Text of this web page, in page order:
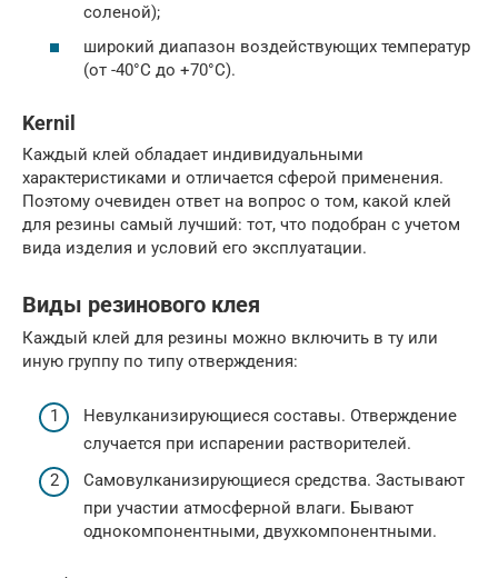
соленой);
широкий диапазон воздействующих температур
(от -40°C до +70°C).
Kernil
Каждый клей обладает индивидуальными
характеристиками и отличается сферой применения.
Поэтому очевиден ответ на вопрос о том, какой клей
для резины самый лучший: тот, что подобран с учетом
вида изделия и условий его эксплуатации.
Виды резинового клея
Каждый клей для резины можно включить в ту или
иную группу по типу отверждения:
Невулканизирующиеся составы. Отверждение
случается при испарении растворителей.
Самовулканизирующиеся средства. Застывают
при участии атмосферной влаги. Бывают
однокомпонентными, двухкомпонентными.